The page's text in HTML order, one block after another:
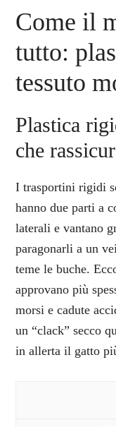
Come il
tutto:
tessuto
Plastica
che
I trasportini rigidi
hanno due parti a
laterali e vantano
paragonarli a un
teme le buche.
approvano più
morsi e cadute
un “clack” secco
in allerta il gatto